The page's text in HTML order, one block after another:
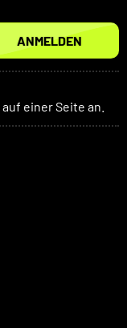
ANMELDEN
auf einer Seite an.